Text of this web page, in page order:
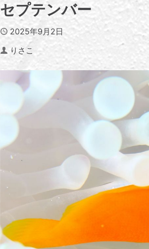
セプテンバー
Published
2025年9月2日
Author
りさこ